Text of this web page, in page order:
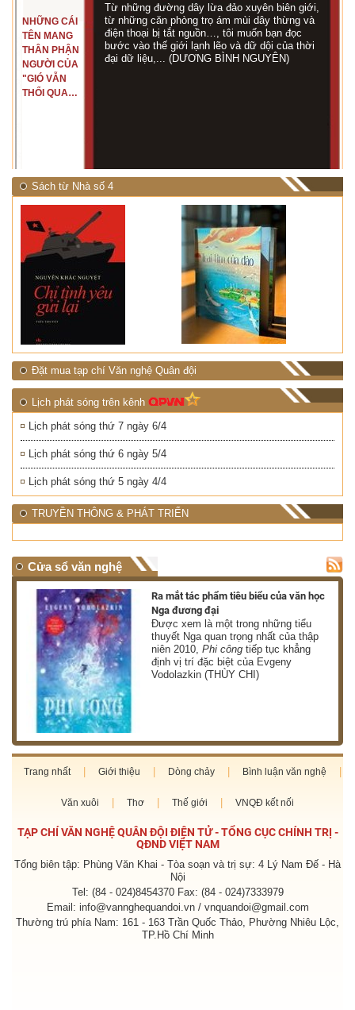
NHỮNG CÁI
TÊN MANG
THÂN PHẬN
NGƯỜI CỦA
"GIÓ VẪN
THỔI QUA
Từ những đường dây lừa đảo xuyên biên giới,
từ những căn phòng trọ ám mùi dây thừng và
điện thoại bị tắt nguồn…, tôi muốn bạn đọc
bước vào thế giới lạnh lẽo và dữ dội của thời
đại dữ liệu,... (DƯƠNG BÌNH NGUYÊN)
Sách từ Nhà số 4
Đặt mua tạp chí Văn nghệ Quân đội
Lịch phát sóng trên kênh
Lịch phát sóng thứ 7 ngày 6/4
Lịch phát sóng thứ 6 ngày 5/4
Lịch phát sóng thứ 5 ngày 4/4
TRUYỀN THÔNG & PHÁT TRIỂN
Cửa sổ văn nghệ
Ra mắt tác phẩm tiêu biểu của văn học
Nga đương đại
Được xem là một trong những tiểu
thuyết Nga quan trọng nhất của thập
niên 2010,Phi công tiếp tục khẳng
định vị trí đặc biệt của Evgeny
Vodolazkin (THÙY CHI)
Trang nhất Giới thiệu Dòng chảy Bình luận văn nghệ
Văn xuôi Thơ Thế giới VNQĐ kết nối
TẠP CHÍ VĂN NGHỆ QUÂN ĐỘI ĐIỆN TỬ - TỔNG CỤC CHÍNH TRỊ -
QĐND VIỆT NAM
Tổng biên tập: Phùng Văn Khai - Tòa soạn và trị sự: 4 Lý Nam Đế - Hà
Nội
Tel: (84 - 024)8454370 Fax: (84 - 024)7333979
Email: info@vannghequandoi.vn / vnquandoi@gmail.com
Thường trú phía Nam: 161 - 163 Trần Quốc Thảo, Phường Nhiêu Lộc,
TP.Hồ Chí Minh